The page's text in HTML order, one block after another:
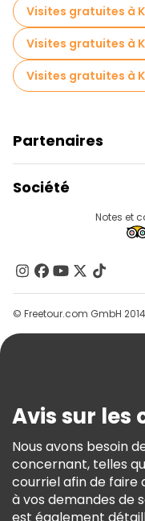
Visites gratuites à
Visites gratuites à
Visites gratuites à
Partenaires
Connexion Du
Programme
Société
Contactez-Nous
Groupes
Aide
Conditions
Politique En Matière
Freetour Prix
Programme De
Notes et
© Freetour.com GmbH
Avis sur les
Nous avons besoin
concernant, telles
courriel afin de faire
à vos demandes de